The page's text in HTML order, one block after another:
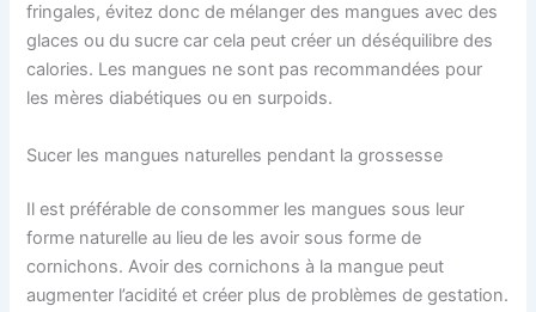
fringales, évitez donc de mélanger des mangues avec des
glaces ou du sucre car cela peut créer un déséquilibre des
calories. Les mangues ne sont pas recommandées pour
les mères diabétiques ou en surpoids.
Sucer les mangues naturelles pendant la grossesse
Il est préférable de consommer les mangues sous leur
forme naturelle au lieu de les avoir sous forme de
cornichons. Avoir des cornichons à la mangue peut
augmenter l’acidité et créer plus de problèmes de gestation.